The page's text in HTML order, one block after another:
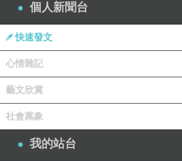
個人新聞台
快速發文
心情雜記
藝文欣賞
社會萬象
我的站台